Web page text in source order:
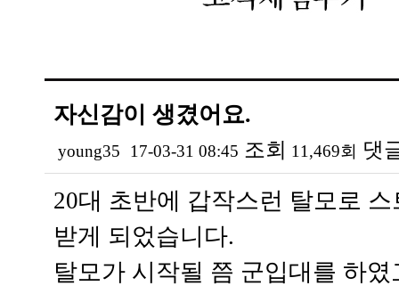
자신감이 생겼어요.
young35 17-03-31 08:45 조회 11,469회 댓
20대 초반에 갑작스런 탈모로
받게 되었습니다.
탈모가 시작될 쯤 군입대를 하였